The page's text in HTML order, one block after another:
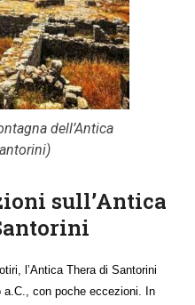
dell’Antica
sull’Antica
l’Antica Theradi Santorini
a.C., con poche eccezioni. In